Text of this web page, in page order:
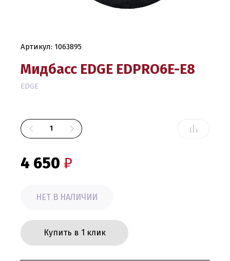
Артикул: 1063895
Мидбасс EDGE EDPRO6E-E8
EDGE
4 650 ₽
НЕТ В НАЛИЧИИ
Купить в 1 клик